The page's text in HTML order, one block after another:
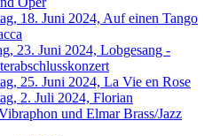
18. Juni 2024, Auf einen Tango
23. Juni 2024, Lobgesang -
25. Juni 2024, La Vie en Rose
2. Juli 2024, Florian
und Elmar Brass/Jazz